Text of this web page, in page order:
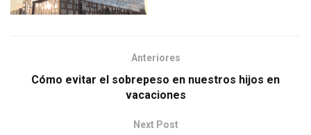
Anteriores
Cómo evitar el sobrepeso en nuestros hijos en
vacaciones
Next Post